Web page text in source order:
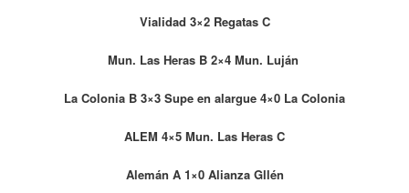
Vialidad 3×2 Regatas C
Mun. Las Heras B 2×4 Mun. Luján
La Colonia B 3×3 Supe en alargue 4×0 La Colonia
ALEM 4×5 Mun. Las Heras C
Alemán A 1×0 Alianza Gllén